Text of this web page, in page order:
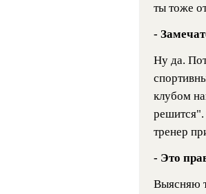
ты тоже
-
Ну да.
клубом
тренер
- Это
Выясняю